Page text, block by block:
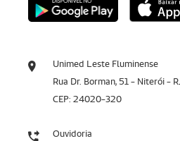
Unimed Leste Fluminense
Rua Dr. Borman, 51 - Niterói -
CEP: 24020-320
Ouvidoria